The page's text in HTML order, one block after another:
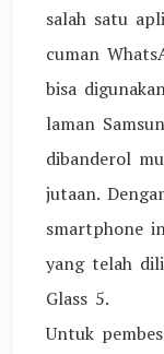
salah satu
cuman
bisa
laman
dibanderol
jutaan.
smartphone
yang telah
Glass 5.
Untuk